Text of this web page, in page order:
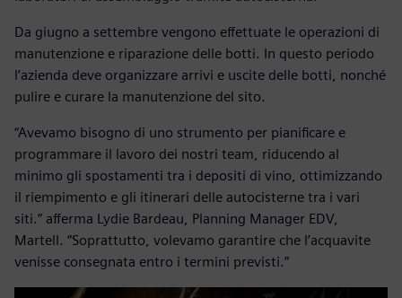
Da giugno a settembre vengono effettuate le operazioni di
manutenzione e riparazione delle botti. In questo periodo
l’azienda deve organizzare arrivi e uscite delle botti, nonché
pulire e curare la manutenzione del sito.
“Avevamo bisogno di uno strumento per pianificare e
programmare il lavoro dei nostri team, riducendo al
minimo gli spostamenti tra i depositi di vino, ottimizzando
il riempimento e gli itinerari delle autocisterne tra i vari
siti.” afferma Lydie Bardeau, Planning Manager EDV,
Martell. “Soprattutto, volevamo garantire che l’acquavite
venisse consegnata entro i termini previsti.”